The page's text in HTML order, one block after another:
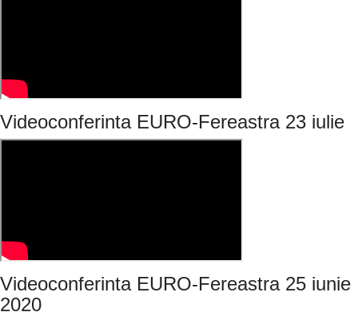
Videoconferinta EURO-Fereastra 23 iulie
Videoconferinta EURO-Fereastra 25 iunie
2020